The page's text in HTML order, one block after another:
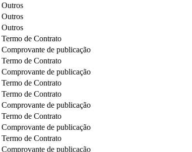
Outros
Outros
Outros
Termo de Contrato
Comprovante de publicação
Termo de Contrato
Comprovante de publicação
Termo de Contrato
Termo de Contrato
Comprovante de publicação
Termo de Contrato
Comprovante de publicação
Termo de Contrato
Comprovante de publicação